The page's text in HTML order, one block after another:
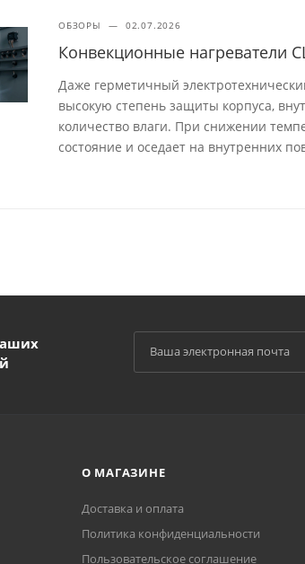
ОБЗОРЫ — 02.07.2026
Конвекционные нагреватели
Даже герметичный
высокую степень защиты корпуса,
количество влаги. При снижении
состояние и оседает на внутренних
О МАГАЗИНЕ
Доставка и оплата
Политика конфиденциальности
Пользовательское соглашение